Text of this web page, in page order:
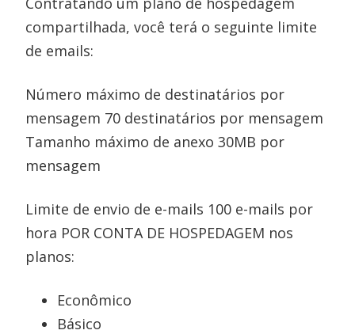
compartilhada, você terá o seguinte limite
de emails:
Número máximo de destinatários por
mensagem 70 destinatários por mensagem
Tamanho máximo de anexo 30MB por
mensagem
Limite de envio de e-mails 100 e-mails por
hora POR CONTA DE HOSPEDAGEM nos
planos:
Econômico
Básico